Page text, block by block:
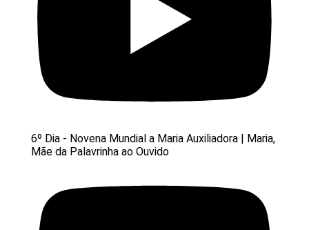
6º Dia - Novena Mundial a Maria Auxiliadora | Maria,
Mãe da Palavrinha ao Ouvido